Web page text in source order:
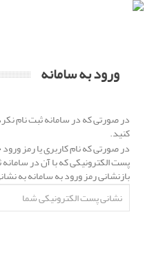
ورود به سامانه
در صورتی که در سامانه ثبت نام
کنید.
در صورتی که نام کاربری یا رمز
پست الکترونیکی که با آن در سامانه
بازنشانی رمز ورود به سامانه به